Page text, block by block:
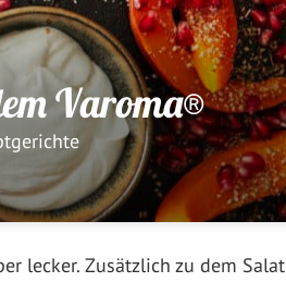
Varoma®
lecker. Zusätzlich zu dem Salat